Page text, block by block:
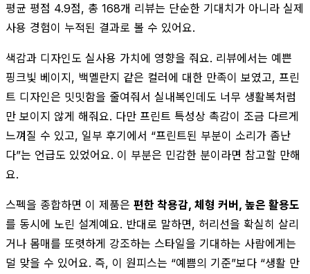
평균 평점 4.9점, 총 168개 리뷰는 단순한 기대치가 아니라 실제
사용 경험이 누적된 결과로 볼 수 있어요.
색감과 디자인도 실사용 가치에 영향을 줘요. 리뷰에서는 예쁜
핑크빛 베이지, 백멜란지 같은 컬러에 대한 만족이 보였고, 프린
트 디자인은 밋밋함을 줄여줘서 실내복인데도 너무 생활복처럼
만 보이지 않게 해줘요. 다만 프린트 특성상 촉감이 조금 다르게
느껴질 수 있고, 일부 후기에서 “프린트된 부분이 소리가 좀난
다”는 언급도 있었어요. 이 부분은 민감한 분이라면 참고할 만해
요.
스펙을 종합하면 이 제품은 편한 착용감, 체형 커버, 높은 활용도
를 동시에 노린 설계예요. 반대로 말하면, 허리선을 확실히 살리
거나 몸매를 또렷하게 강조하는 스타일을 기대하는 사람에게는
덜 맞을 수 있어요. 즉, 이 원피스는 “예쁨의 기준”보다 “생활 만